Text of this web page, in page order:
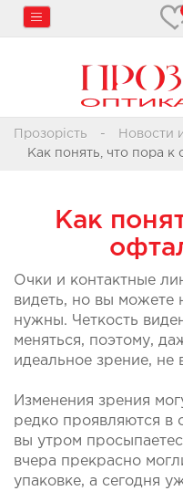
Прозорість
Новости
Как понять, что пора к
Как
Очки и контактные
видеть, но вы можете
нужны. Четкость
меняться, поэтому,
идеальное зрение, не
Изменения зрения
редко проявляются в
вы утром
вчера прекрасно
упаковке, а сегодня